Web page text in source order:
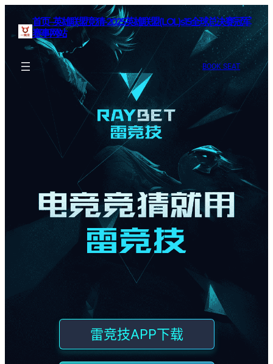
首页–英雄联盟竞猜-2025英雄联盟(LOL)s15全球总决赛冠军
赛事网站
BOOK SEAT